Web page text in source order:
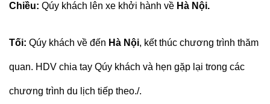
Chiều: Qúy khách lên xe khởi hành về Hà Nội.
Tối: Qúy khách về đến Hà Nội, kết thúc chương trình thăm
quan. HDV chia tay Qúy khách và hẹn gặp lại trong các
chương trình du lịch tiếp theo./.